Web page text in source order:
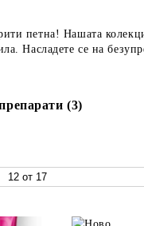
петна! Нашата
Насладете се на
(3)